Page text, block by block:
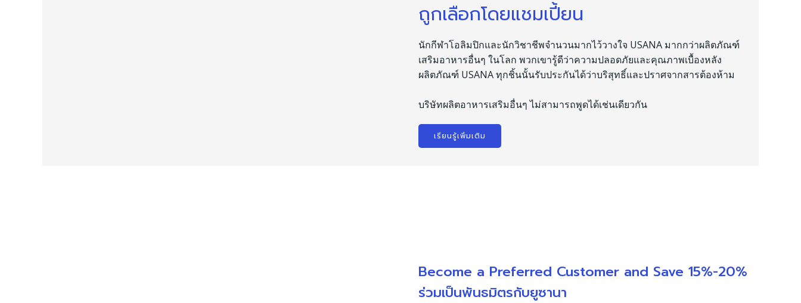
ถูกเลือกโดยแชมเปี้ยน
นักกีฬาโอลิมปิกและนักวิชาชีพจำนวนมากไว้วางใจ USANA มากกว่าผลิตภัณฑ์
เสริมอาหารอื่นๆ ในโลก พวกเขารู้ดีว่าความปลอดภัยและคุณภาพเบื้องหลัง
ผลิตภัณฑ์ USANA ทุกชิ้นนั้นรับประกันได้ว่าบริสุทธิ์และปราศจากสารต้องห้าม
บริษัทผลิตอาหารเสริมอื่นๆ ไม่สามารถพูดได้เช่นเดียวกัน
เรียนรู้เพิ่มเติม
Become a Preferred Customer and Save 15%-20%
ร่วมเป็นพันธมิตรกับยูซานา